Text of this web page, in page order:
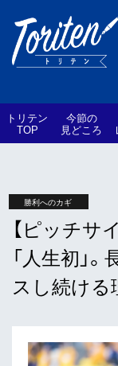
トリテン
TOP
今節の
見どころ
勝利へのカギ
【ピッチサ
「人生初」
スし続ける